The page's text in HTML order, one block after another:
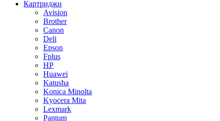
Картриджи
Avision
Brother
Canon
Deli
Epson
Fplus
HP
Huawei
Katusha
Konica Minolta
Kyocera Mita
Lexmark
Pantum